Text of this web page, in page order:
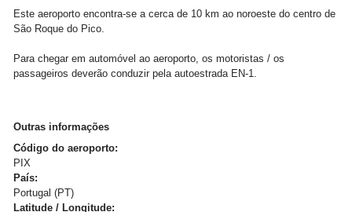
Este aeroporto encontra-se a cerca de 10 km ao noroeste do centro de
São Roque do Pico.
Para chegar em automóvel ao aeroporto, os motoristas / os
passageiros deverão conduzir pela autoestrada EN-1.
Outras informações
Código do aeroporto:
PIX
País:
Portugal (PT)
Latitude / Longitude: